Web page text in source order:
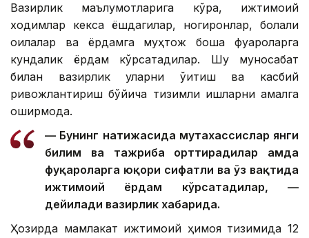
Вазирлик маълумотларига кўра, ижтимоий
ходимлар кекса ёшдагилар, ногиронлар, болали
оилалар ва ёрдамга муҳтож бошқа фуқароларга
кундалик ёрдам кўрсатадилар. Шу муносабат
билан вазирлик уларни ўқитиш ва касбий
ривожлантириш бўйича тизимли ишларни амалга
оширмоқда.
— Бунинг натижасида мутахассислар янги
билим ва тажриба орттирадилар ҳамда
фуқароларга юқори сифатли ва ўз вақтида
ижтимоий ёрдам кўрсатадилар, —
дейилади вазирлик хабарида.
Ҳозирда мамлакат ижтимоий ҳимоя тизимида 12